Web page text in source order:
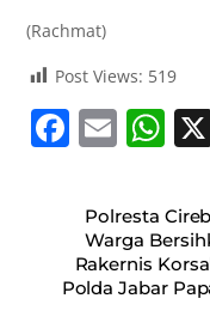
(Rachmat)
Post Views: 519
F
c
e
b
E
ai
l
W
at
s
A
Polresta
Warga
Rakernis
Polda Jabar